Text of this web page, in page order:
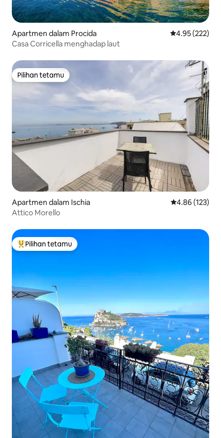
Apartmen dalam Procida Penarafan
4.95 (222)
Casa Corricella menghadap laut
Pilihan tetamu
Pilihan tetamu
Apartmen dalam Ischia Penarafan
4.86 (123)
Attico Morello
Pilihan utama tetamu
Pilihan tetamu